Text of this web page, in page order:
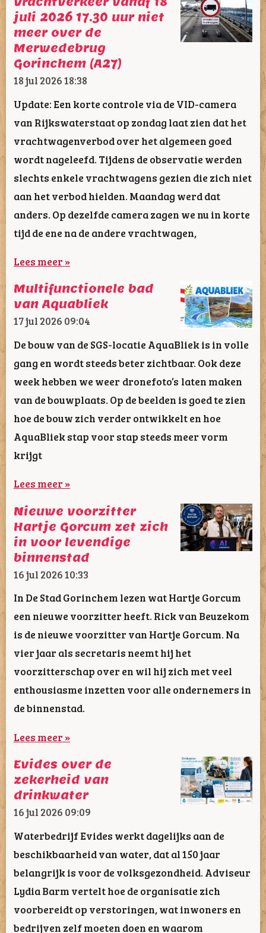
juli 2026 17.30 uur niet
meer over de
Merwedebrug
Gorinchem (A27)
18 jul 202618:38
Update: Een korte controle via de VID-camera
van Rijkswaterstaat op zondag laat zien dat het
vrachtwagenverbod over het algemeen goed
wordt nageleefd. Tijdens de observatie werden
slechts enkele vrachtwagens gezien die zich niet
aan het verbod hielden. Maandag werd dat
anders. Op dezelfde camera zagen we nu in korte
tijd de ene na de andere vrachtwagen,
Lees meer »
Multifunctionele bad
van Aquabliek
17 jul 2026 09:04
De bouw van de SGS-locatie AquaBliek is in volle
gang en wordt steeds beter zichtbaar. Ook deze
week hebben we weer dronefoto’s laten maken
van de bouwplaats. Op de beelden is goed te zien
hoe de bouw zich verder ontwikkelt en hoe
AquaBliek stap voor stap steeds meer vorm
krijgt
Lees meer »
Nieuwe voorzitter
Hartje Gorcum zet zich
in voor levendige
binnenstad
16 jul 202610:33
In De Stad Gorinchem lezen wat Hartje Gorcum
een nieuwe voorzitter heeft. Rick van Beuzekom
is de nieuwe voorzitter van Hartje Gorcum. Na
vier jaar als secretaris neemt hij het
voorzitterschap over en wil hij zich met veel
enthousiasme inzetten voor alle ondernemers in
de binnenstad.
Lees meer »
Evides over de
zekerheid van
drinkwater
16 jul 2026 09:09
Waterbedrijf Evides werkt dagelijks aan de
beschikbaarheid van water, dat al 150 jaar
belangrijk is voor de volksgezondheid. Adviseur
Lydia Barm vertelt hoe de organisatie zich
voorbereidt op verstoringen, wat inwoners en
bedrijven zelf moeten doen en waarom